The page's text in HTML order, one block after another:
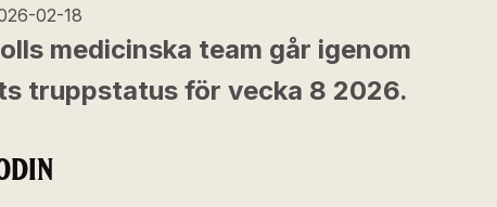
02-18
medicinska team går igenom
truppstatus för vecka 8 2026.